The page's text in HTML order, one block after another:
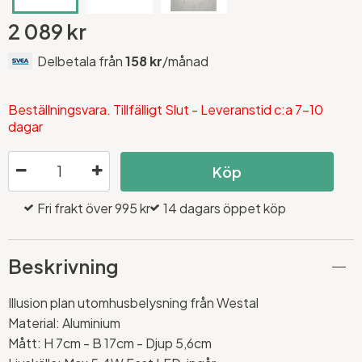
2 089 kr
Delbetala från158 kr/månad
Beställningsvara. Tillfälligt Slut - Leveranstid c:a 7-10
dagar
Köp
Fri frakt över 995 kr 14 dagars öppet köp
Beskrivning
Illusion plan utomhusbelysning från Westal
Material: Aluminium
Mått: H 7cm - B 17cm - Djup 5,6cm